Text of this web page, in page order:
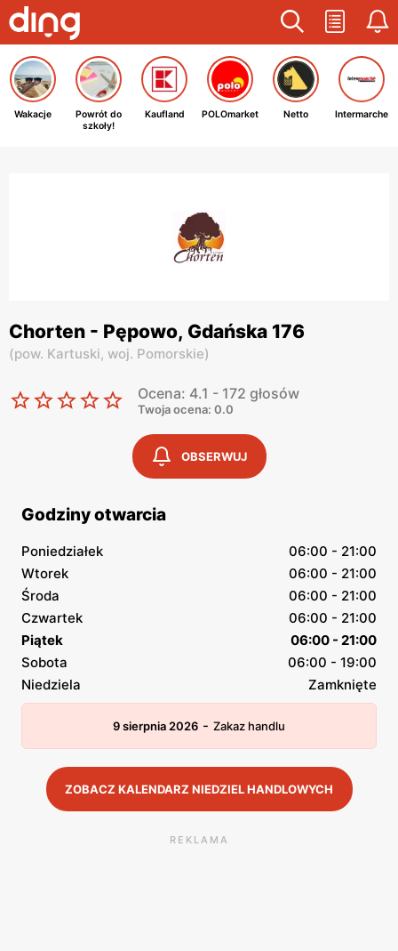
Wakacje
Powrót do
szkoły!
Kaufland POLOmarket Netto Intermarche
Chorten - Pępowo, Gdańska 176
(pow. Kartuski, woj. Pomorskie)
Ocena: 4.1 - 172 głosów
Twoja ocena: 0.0
OBSERWUJ
Godziny otwarcia
Poniedziałek
06:00 - 21:00
Wtorek
06:00 - 21:00
Środa
06:00 - 21:00
Czwartek
06:00 - 21:00
Piątek
06:00 - 21:00
Sobota
06:00 - 19:00
Niedziela
Zamknięte
9 sierpnia 2026 - Zakaz handlu
ZOBACZ KALENDARZ NIEDZIEL HANDLOWYCH
REKLAMA